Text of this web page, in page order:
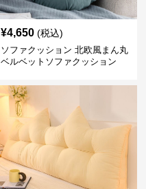
¥4,650 (税込)
ソファクッション 北欧風まん丸
ベルベットソファクッション